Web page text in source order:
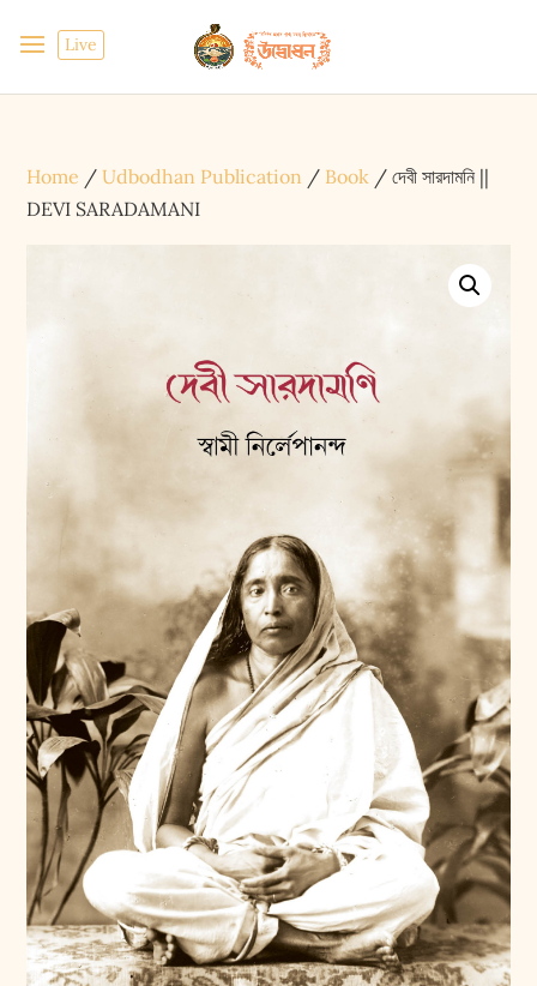
Live
Home /Udbodhan Publication / Book / দেবী সারদামনি ||
DEVI SARADAMANI